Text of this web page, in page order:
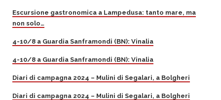
Escursione gastronomica a Lampedusa: tanto mare, ma
non solo…
4-10/8 a Guardia Sanframondi (BN): Vinalia
4-10/8 a Guardia Sanframondi (BN): Vinalia
Diari di campagna 2024 – Mulini di Segalari, a Bolgheri
Diari di campagna 2024 – Mulini di Segalari, a Bolgheri